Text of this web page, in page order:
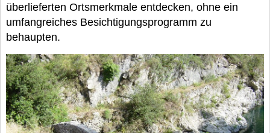
überlieferten Ortsmerkmale entdecken, ohne ein
umfangreiches Besichtigungsprogramm zu
behaupten.